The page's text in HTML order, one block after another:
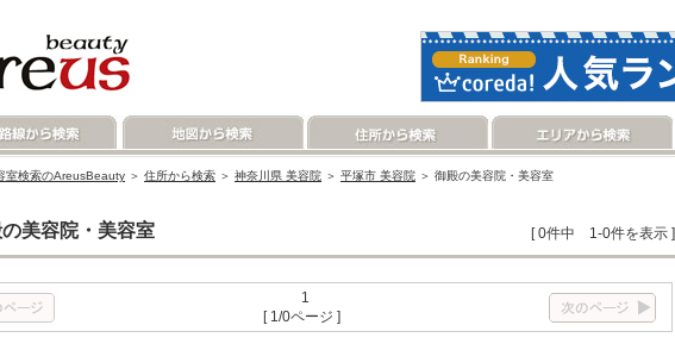
室検索のAreusBeauty ＞ 住所から検索 ＞ 神奈川県 美容院 ＞ 平塚市 美容院 ＞ 御殿の美容院・美容室
美容院・美容室 [ 0件中 1-0件を表示 ]
1
[ 1/0ページ ]